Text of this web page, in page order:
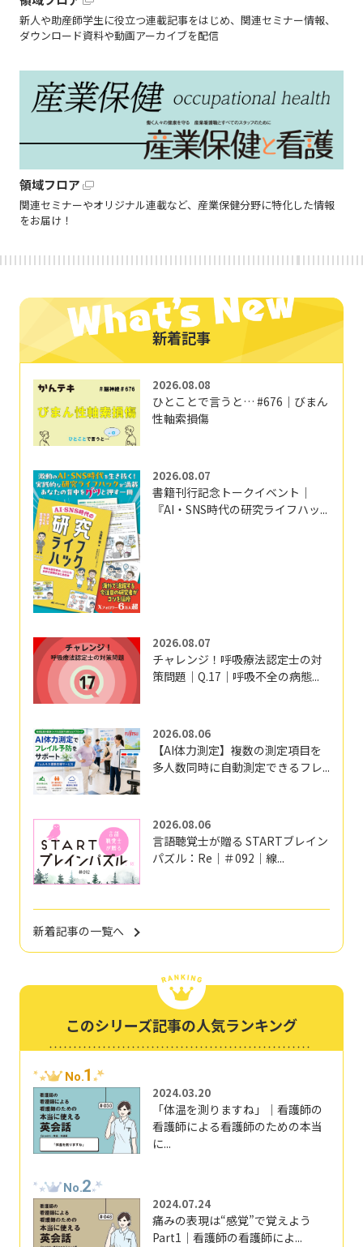
新人や助産師学生に役立つ連載記事をはじめ、関連セミナー情報、
ダウンロード資料や動画アーカイブを配信
領域フロア
関連セミナーやオリジナル連載など、産業保健分野に特化した情報
をお届け！
新着記事
2026.08.08
ひとことで言うと… #676｜びまん
性軸索損傷
2026.08.07
書籍刊行記念トークイベント｜
『AI・SNS時代の研究ライフハッ...
2026.08.07
チャレンジ！呼吸療法認定士の対
策問題｜Q.17｜呼吸不全の病態...
2026.08.06
【AI体力測定】複数の測定項目を
多人数同時に自動測定できるフレ...
2026.08.06
言語聴覚士が贈る STARTブレイン
パズル：Re｜＃092｜線...
新着記事の一覧へ
このシリーズ記事の人気ランキング
No.1
2024.03.20
「体温を測りますね」｜看護師の
看護師による看護師のための本当
に...
No.2
2024.07.24
痛みの表現は“感覚”で覚えよう
Part1｜看護師の看護師によ...